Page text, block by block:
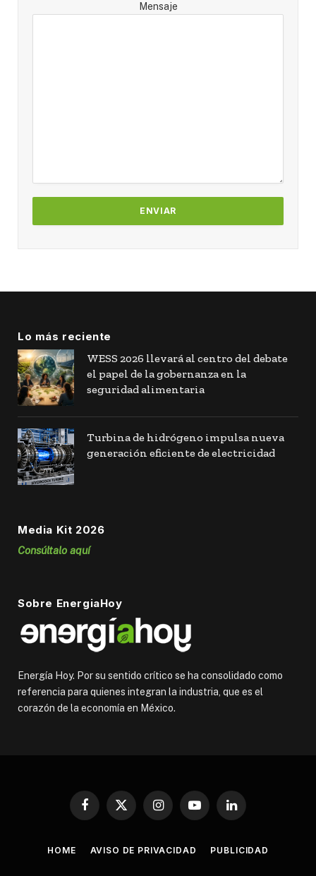
Mensaje
Lo más reciente
WESS 2026 llevará al centro del debate
el papel de la gobernanza en la
seguridad alimentaria
Turbina de hidrógeno impulsa nueva
generación eficiente de electricidad
Media Kit 2026
Consúltalo aquí
Sobre EnergiaHoy
Energía Hoy. Por su sentido crítico se ha consolidado como
referencia para quienes integran la industria, que es el
corazón de la economía en México.
Facebook
X
InstagramYouTubeLinkedIn
HOME AVISO DE PRIVACIDAD PUBLICIDAD